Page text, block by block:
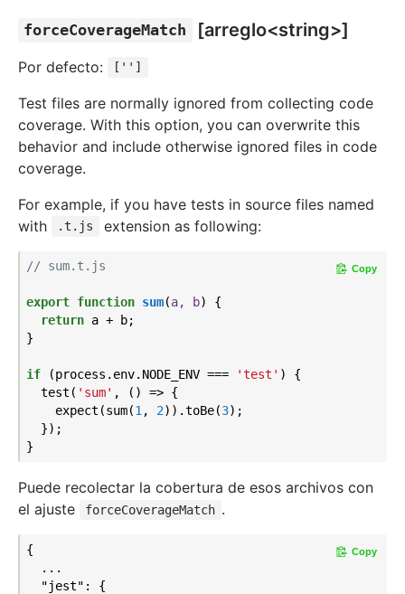
forceCoverageMatch [arreglo<string>]
Por defecto: ['']
Test files are normally ignored from collecting code
coverage. With this option, you can overwrite this
behavior and include otherwise ignored files in code
coverage.
For example, if you have tests in source files named
with
.t.js extension as following:
// sum.t.js
export function sum(a, b) {
return a + b;
}
if (process.env.NODE_ENV === 'test' ) {
  test(
'sum' , () => {
    expect(sum(
1, 2)).toBe(3);
  });
Copy
Puede recolectar la cobertura de esos archivos con
el ajuste
forceCoverageMatch .
{
  ...
  "jest": {
Copy